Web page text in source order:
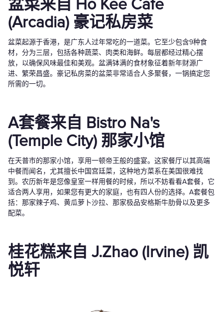
盆菜来自 Ho Kee Cafe
(Arcadia) 豪记私房菜
盆菜起源于香港，是广东人过年常吃的一道菜。它至少包含9种食
材，分为三层，包括各种蔬菜、肉类和海鲜。每层都经过精心摆
放，以确保风味最佳和美观。盆满钵满的食材象征着新年财源广
进、繁荣昌盛。豪记私房菜的盆菜非常适合人多聚餐，一锅搞定您
所需的一切。
A套餐来自 Bistro Na's
(Temple City) 那家小馆
在天普市的那家小馆，享用一顿帝王般的盛宴。这家餐厅以其高端
中餐而闻名，尤其擅长中国宫廷菜，这种地方菜系在美国很难找
到。农历新年是您像皇室一样用餐的时候，所以不妨看看A套餐，它
适合两人享用，如果您有更大的家庭，也有四人份的选择。A套餐包
括：那家辣子鸡、黄瓜萝卜沙拉、那家极品安格斯牛肋骨以及更多
配菜。
桂花糕来自 J.Zhao (Irvine) 凯
悦轩